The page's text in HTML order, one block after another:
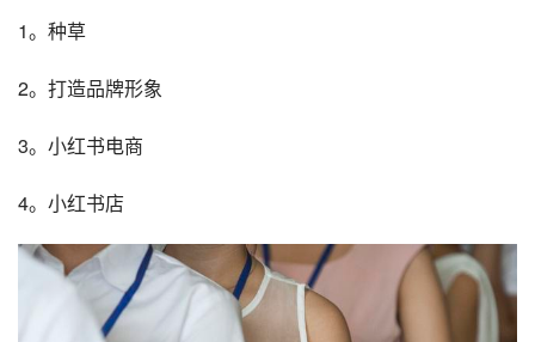
1。种草
2。打造品牌形象
3。小红书电商
4。小红书店